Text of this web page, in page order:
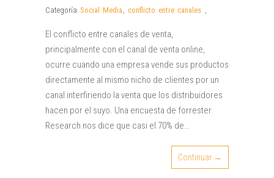
Categoría Social Media , conflicto entre canales ,
El conflicto entre canales de venta,
principalmente con el canal de venta online,
ocurre cuando una empresa vende sus productos
directamente al mismo nicho de clientes por un
canal interfiriendo la venta que los distribuidores
hacen por el suyo. Una encuesta de forrester
Research nos dice que casi el 70% de…
Continuar →